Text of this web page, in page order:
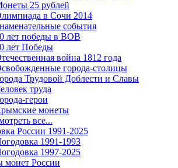
25 рублей
в Сочи 2014
события
лет победы в ВОВ
лет Победы
война 1812 года
города-столицы
Трудовой Доблести и Славы
труда
герои
монеты
все...
России 1991-2025
1991-1993
1997-2025
монет России